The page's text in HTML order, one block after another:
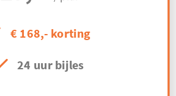
€ 168,- korting
24 uur bijles